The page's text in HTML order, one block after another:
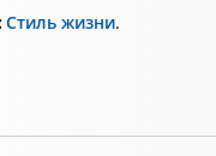
Стиль жизни.